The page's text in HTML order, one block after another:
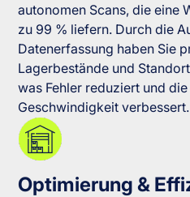
autonomen Scans, die eine
zu 99 % liefern. Durch die
Datenerfassung haben Sie
Lagerbestände und
was Fehler reduziert und
Geschwindigkeit verbessert.
Optimierung &